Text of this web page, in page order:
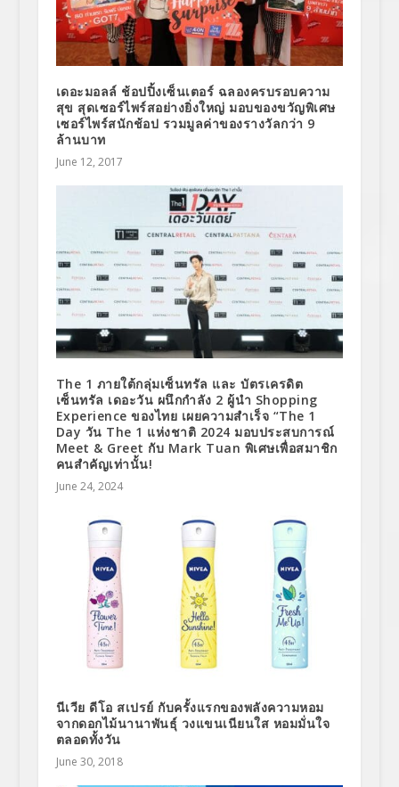
เดอะมอลล์ ช้อปปิ้งเซ็นเตอร์ ฉลองครบรอบความ
สุข สุดเซอร์ไพร์สอย่างยิ่งใหญ่ มอบของขวัญพิเศษ
เซอร์ไพร์สนักช้อป รวมมูลค่าของรางวัลกว่า 9
ล้านบาท
June 12, 2017
The 1 ภายใต้กลุ่มเซ็นทรัล และ บัตรเครดิต
เซ็นทรัล เดอะวัน ผนึกกำลัง 2 ผู้นำ Shopping
Experience ของไทย เผยความสำเร็จ “The 1
Day วัน The 1 แห่งชาติ 2024 มอบประสบการณ์
Meet & Greet กับ Mark Tuan พิเศษเพื่อสมาชิก
คนสำคัญเท่านั้น!
June 24, 2024
นีเวีย ดีโอ สเปรย์ กับครั้งแรกของพลังความหอม
จากดอกไม้นานาพันธุ์ วงแขนเนียนใส หอมมั่นใจ
ตลอดทั้งวัน
June 30, 2018